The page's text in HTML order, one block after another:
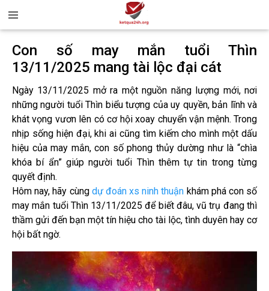
Con số may mắn tuổi Thìn
13/11/2025 mang tài lộc đại cát
Ngày 13/11/2025 mở ra một nguồn năng lượng mới, nơi
những người tuổi Thìn biểu tượng của uy quyền, bản lĩnh và
khát vọng vươn lên có cơ hội xoay chuyển vận mệnh. Trong
nhịp sống hiện đại, khi ai cũng tìm kiếm cho mình một dấu
hiệu của may mắn, con số phong thủy dường như là “chìa
khóa bí ẩn” giúp người tuổi Thìn thêm tự tin trong từng
quyết định.
Hôm nay, hãy cùng dự đoán xs ninh thuận khám phá con số
may mắn tuổi Thìn 13/11/2025 để biết đâu, vũ trụ đang thì
thầm gửi đến bạn một tín hiệu cho tài lộc, tình duyên hay cơ
hội bất ngờ.